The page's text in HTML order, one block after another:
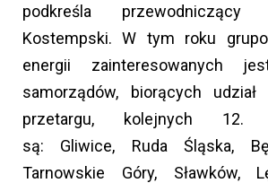
podkreśla
Kostempski. W tym roku
energii zainteresowanych
samorządów, biorących
przetargu, kolejnych 12.
są: Gliwice, Ruda Śląska,
Tarnowskie Góry, Sławków,